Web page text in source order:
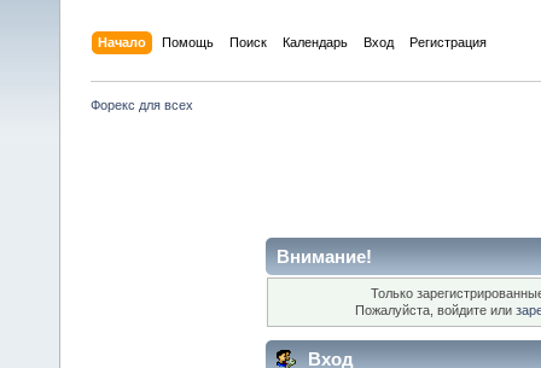
Начало Помощь Поиск Календарь Вход Регистрация
Форекс для всех
Внимание!
Только
Пожалуйста, войдите или
Вход